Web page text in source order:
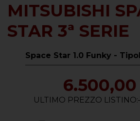
MITSUBISHI
STAR 3ª SERIE
Space Star 1.0 Funky -
ULTIMO PREZZO LISTINO: